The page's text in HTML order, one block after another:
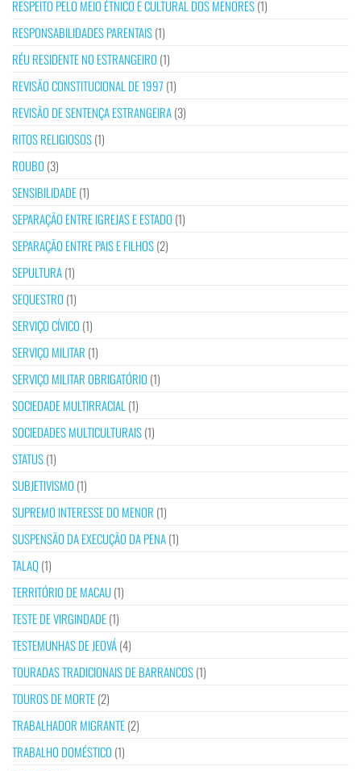
RESPEITO PELO MEIO ÉTNICO E CULTURAL DOS MENORES(1)
RESPONSABILIDADES PARENTAIS(1)
RÉU RESIDENTE NO ESTRANGEIRO (1)
REVISÃO CONSTITUCIONAL DE 1997 (1)
REVISÃO DE SENTENÇA ESTRANGEIRA(3)
RITOS RELIGIOSOS(1)
ROUBO (3)
SENSIBILIDADE(1)
SEPARAÇÃO ENTRE IGREJAS E ESTADO (1)
SEPARAÇÃO ENTRE PAIS E FILHOS(2)
SEPULTURA(1)
SEQUESTRO (1)
SERVIÇO CÍVICO (1)
SERVIÇO MILITAR (1)
SERVIÇO MILITAR OBRIGATÓRIO (1)
SOCIEDADE MULTIRRACIAL (1)
SOCIEDADES MULTICULTURAIS(1)
STATUS(1)
SUBJETIVISMO (1)
SUPREMO INTERESSE DO MENOR (1)
SUSPENSÃO DA EXECUÇÃO DA PENA(1)
TALAQ(1)
TERRITÓRIO DE MACAU(1)
TESTE DE VIRGINDADE(1)
TESTEMUNHAS DE JEOVÁ(4)
TOURADAS TRADICIONAIS DE BARRANCOS(1)
TOUROS DE MORTE(2)
TRABALHADOR MIGRANTE(2)
TRABALHO DOMÉSTICO (1)